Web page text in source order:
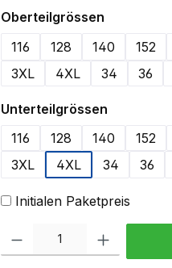
Oberteilgrössenauswählen
116
128 140 152
3XL
4XL 34 36
Unterteilgrössenauswählen
116
128 140 152
3XL
4XL 34 36
Initialen Paketpreis